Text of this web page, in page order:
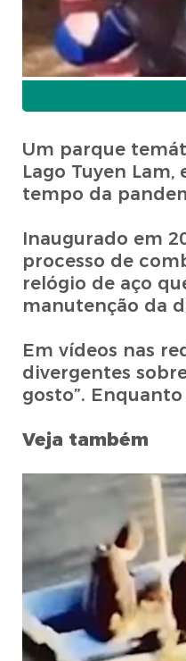
Um parque
Lago Tuyen
tempo da
Inaugurado em
processo de
relógio de aço
manutenção da
Em vídeos nas
divergentes
gosto”.
Veja também